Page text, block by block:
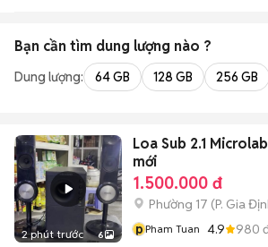
Bạn cần tìm dung lượng nào ?
Dung lượng: 64 GB 128 GB 256 GB
2 phút trước 6
Loa Sub 2.1
mới
1.500.000 đ
Phường 17 (P. Gia
pPham Tuan 4.9 980